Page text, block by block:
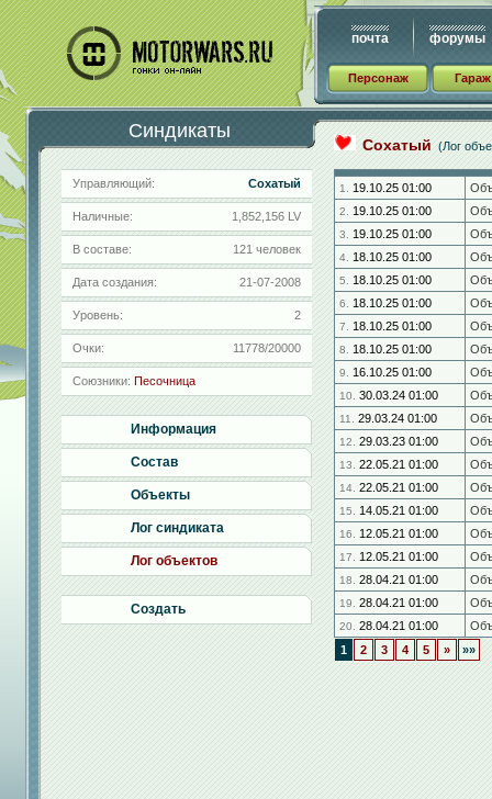
почта форумы
Персонаж Гараж
Синдикаты
Управляющий: Сохатый
Наличные: 1,852,156 LV
В составе: 121 человек
Дата создания: 21-07-2008
Уровень: 2
Очки: 11778/20000
Союзники: Песочница
Информация
Состав
Объекты
Лог синдиката
Лог объектов
Создать
Сохатый (Лог
1. 19.10.25 01:00
2. 19.10.25 01:00
3. 19.10.25 01:00
4. 18.10.25 01:00
5. 18.10.25 01:00
6. 18.10.25 01:00
7. 18.10.25 01:00
8. 18.10.25 01:00
9. 16.10.25 01:00
10. 30.03.24 01:00
11. 29.03.24 01:00
12. 29.03.23 01:00
13. 22.05.21 01:00
14. 22.05.21 01:00
15. 14.05.21 01:00
16. 12.05.21 01:00
17. 12.05.21 01:00
18. 28.04.21 01:00
19. 28.04.21 01:00
20. 28.04.21 01:00
1
2 3 4 5 » »»